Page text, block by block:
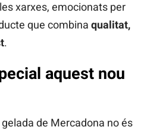
xarxes, emocionats per
que combina qualitat,
.
aquest nou
de Mercadona no és